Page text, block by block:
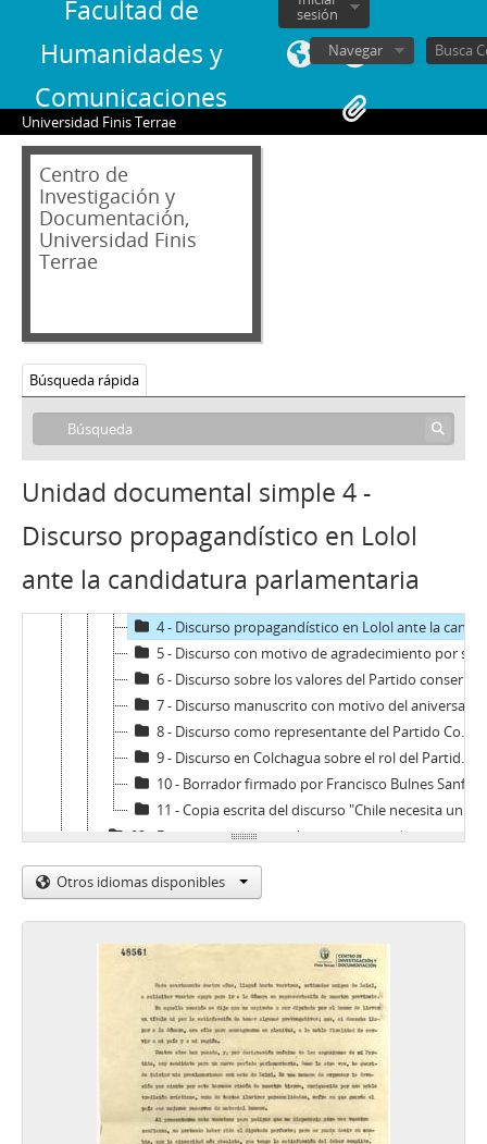
Facultad de
Humanidades y
Comunicaciones
sesión
Navegar
Universidad Finis Terrae
Centro de
Investigación y
Documentación,
Universidad Finis
Terrae
Búsqueda rápida
Unidad documental simple 4 -
Discurso propagandístico en Lolol
ante la candidatura parlamentaria
02 - Archivos personales
FBS - Francisco Bulnes Sanfuentes
1 - Discurso sobre la realidad nacional del país
2 - Discurso dedicado al obispo Octavio Fernández
3 - Reflexión escrita sobre el catolicismo y la Iglesia
4 - Discurso propagandístico en Lolol ante la candidatura parlamentaria
5 - Discurso con motivo de agradecimiento por su cargo como dirigente de la Juventud Conservadora en la ANEC
6 - Discurso sobre los valores del Partido conservador y Juventud conservadora
7 - Discurso manuscrito con motivo del aniversario de la Juventud Conservadora
8 - Discurso como representante del Partido Conservador
9 - Discurso en Colchagua sobre el rol del Partido Conservador para el desarrollo territorial
10 - Borrador firmado por Francisco Bulnes Sanfuentes de discurso celebrado en homenaje al Papa Pío XI en la Universidad Católica
11 - Copia escrita del discurso "Chile necesita una honda transformación", pronunciado por Francisco Bulnes Sanfuentes a través de la radio Cooperativa
02 - Documentos personales y correspondencia
03 - Datos elecciones de 1947 en la provincia de Colchagua
SCS - Sergio Covarrubias Sanhueza
GIF - Gonzalo Izquierdo Fernández
SOJR - Sergio Onofre Jarpa Reyes
RKV - Roberto Tomás Kelly Vásquez
RVA - Rafael Valdivieso Ariztía
AMP - Alfonso Marquéz de la Plata Yrarrázaval
FMA - Fernando Matthei Aubel
Otros idiomas disponibles